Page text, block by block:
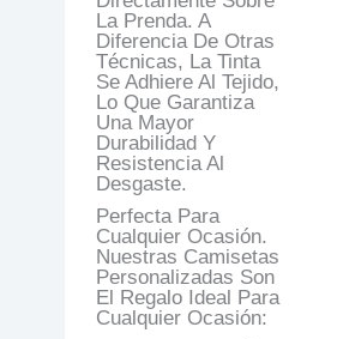
La Prenda. A
Diferencia De Otras
Técnicas, La Tinta
Se Adhiere Al Tejido,
Lo Que Garantiza
Una Mayor
Durabilidad Y
Resistencia Al
Desgaste.
Perfecta Para
Cualquier Ocasión.
Nuestras Camisetas
Personalizadas Son
El Regalo Ideal Para
Cualquier Ocasión: